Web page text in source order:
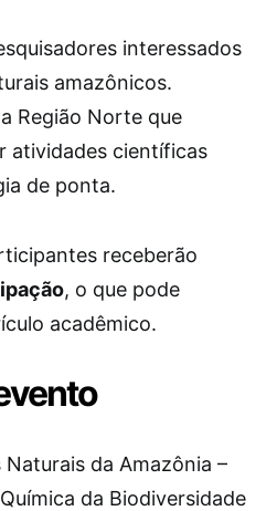
interessados
amazônicos.
Região Norte que
atividades científicas
de ponta.
receberão
, o que pode
acadêmico.
Naturais da Amazônia –
da Biodiversidade